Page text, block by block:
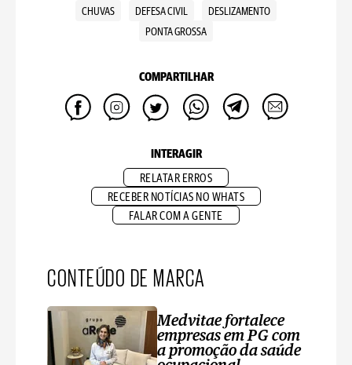
CHUVAS DEFESA CIVIL
DESLIZAMENTO
PONTA GROSSA
COMPARTILHAR
INTERAGIR
RELATAR ERROS
RECEBER NOTÍCIAS NO WHATS
FALAR COM A GENTE
CONTEÚDO DE MARCA
Medvitae fortalece
empresas em PG com
a promoção da saúde